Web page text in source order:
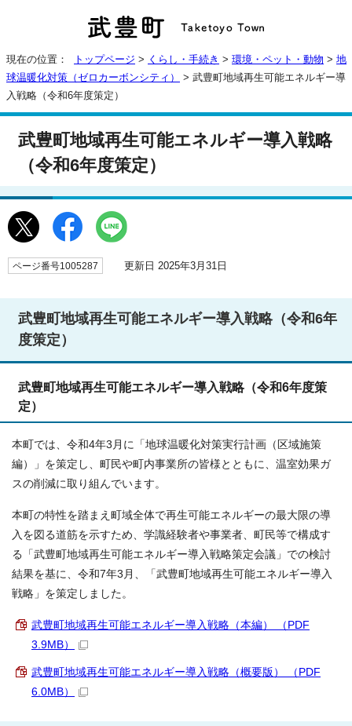
現在の位置： トップページ > くらし・手続き > 環境・ペット・動物 > 地
球温暖化対策（ゼロカーボンシティ）
> 武豊町地域再生可能エネルギー導
入戦略（令和6年度策定）
武豊町地域再生可能エネルギー導入戦略
（令和6年度策定）
ページ番号1005287 更新日 2025年3月31日
武豊町地域再生可能エネルギー導入戦略（令和6年
度策定）
武豊町地域再生可能エネルギー導入戦略（令和6年度策
定）
本町では、令和4年3月に「地球温暖化対策実行計画（区域施策
編）」を策定し、町民や町内事業所の皆様とともに、温室効果ガ
スの削減に取り組んでいます。
本町の特性を踏まえ町域全体で再生可能エネルギーの最大限の導
入を図る道筋を示すため、学識経験者や事業者、町民等で構成す
る「武豊町地域再生可能エネルギー導入戦略策定会議」での検討
結果を基に、令和7年3月、「武豊町地域再生可能エネルギー導入
戦略」を策定しました。
武豊町地域再生可能エネルギー導入戦略（本編） （PDF
3.9MB）
武豊町地域再生可能エネルギー導入戦略（概要版） （PDF
6.0MB）